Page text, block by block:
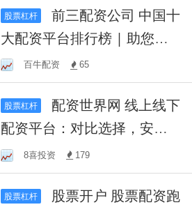
股票杠杆
前三配资公司 中国十
大配资平台排行榜 | 助您掘
金股市百牛配资 65
股票杠杆
配资平台：对比选择，安全
稳健投资指南
8喜投资 179
股票杠杆